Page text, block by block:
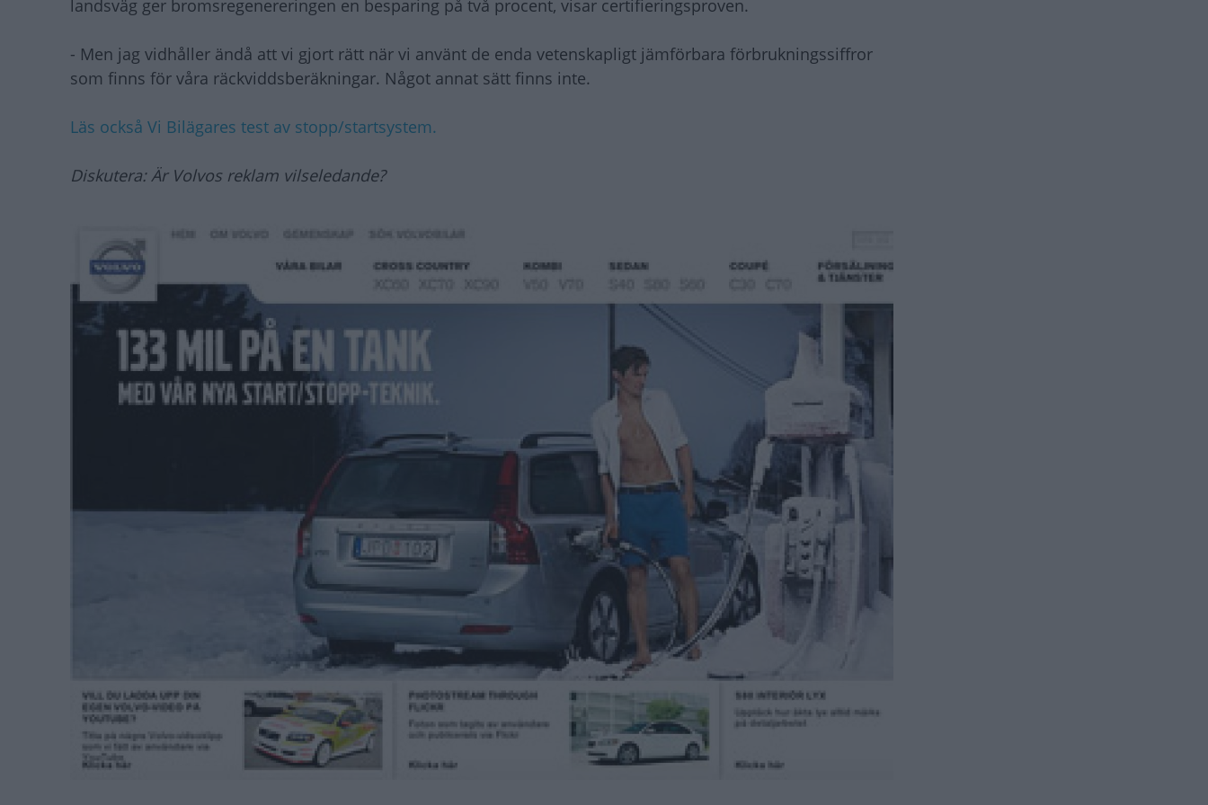
landsväg ger bromsregenereringen en besparing på två procent, visar certifieringsproven.
- Men jag vidhåller ändå att vi gjort rätt när vi använt de enda vetenskapligt jämförbara förbrukningssiffror
som finns för våra räckviddsberäkningar. Något annat sätt finns inte.
Läs också Vi Bilägares test av stopp/startsystem.
Diskutera: Är Volvos reklam vilseledande?